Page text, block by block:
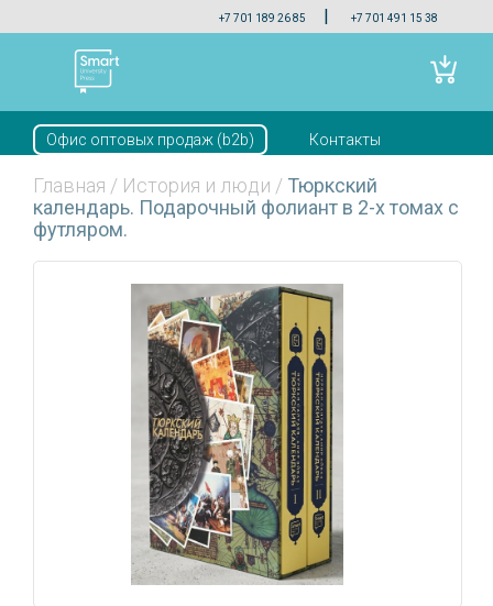
+7 701 189 26 85 | +7 701 491 15 38
Офис оптовых продаж (b2b) Контакты
Скачать прайс
Главная / История и люди / Тюркский
календарь. Подарочный фолиант в 2-х томах с
футляром.